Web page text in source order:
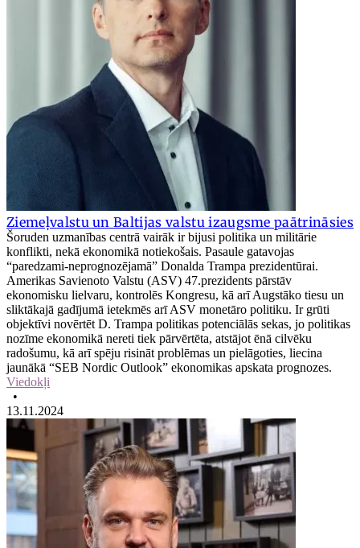
Ziemeļvalstu un Baltijas valstu izaugsme paātrināsies
Šoruden uzmanības centrā vairāk ir bijusi politika un militārie
konflikti, nekā ekonomikā notiekošais. Pasaule gatavojas
“paredzami-neprognozējamā” Donalda Trampa prezidentūrai.
Amerikas Savienoto Valstu (ASV) 47.prezidents pārstāv
ekonomisku lielvaru, kontrolēs Kongresu, kā arī Augstāko tiesu un
sliktākajā gadījumā ietekmēs arī ASV monetāro politiku. Ir grūti
objektīvi novērtēt D. Trampa politikas potenciālās sekas, jo politikas
nozīme ekonomikā nereti tiek pārvērtēta, atstājot ēnā cilvēku
radošumu, kā arī spēju risināt problēmas un pielāgoties, liecina
jaunākā “SEB Nordic Outlook” ekonomikas apskata prognozes.
Viedokļi
•
13.11.2024